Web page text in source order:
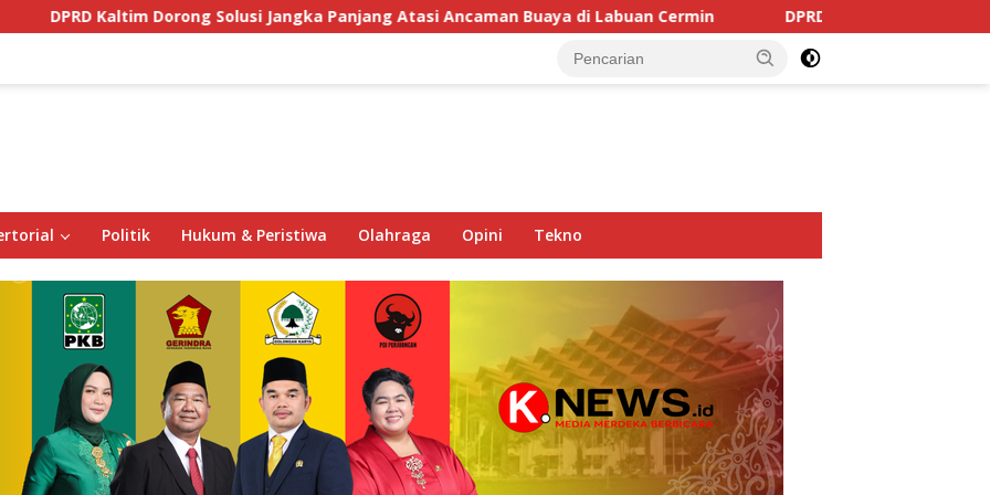
Dorong Solusi Jangka Panjang Atasi Ancaman Buaya di Labuan Cermin DPRD Kaltim Soroti Dominasi Truk
Politik Hukum & Peristiwa Olahraga Opini Tekno